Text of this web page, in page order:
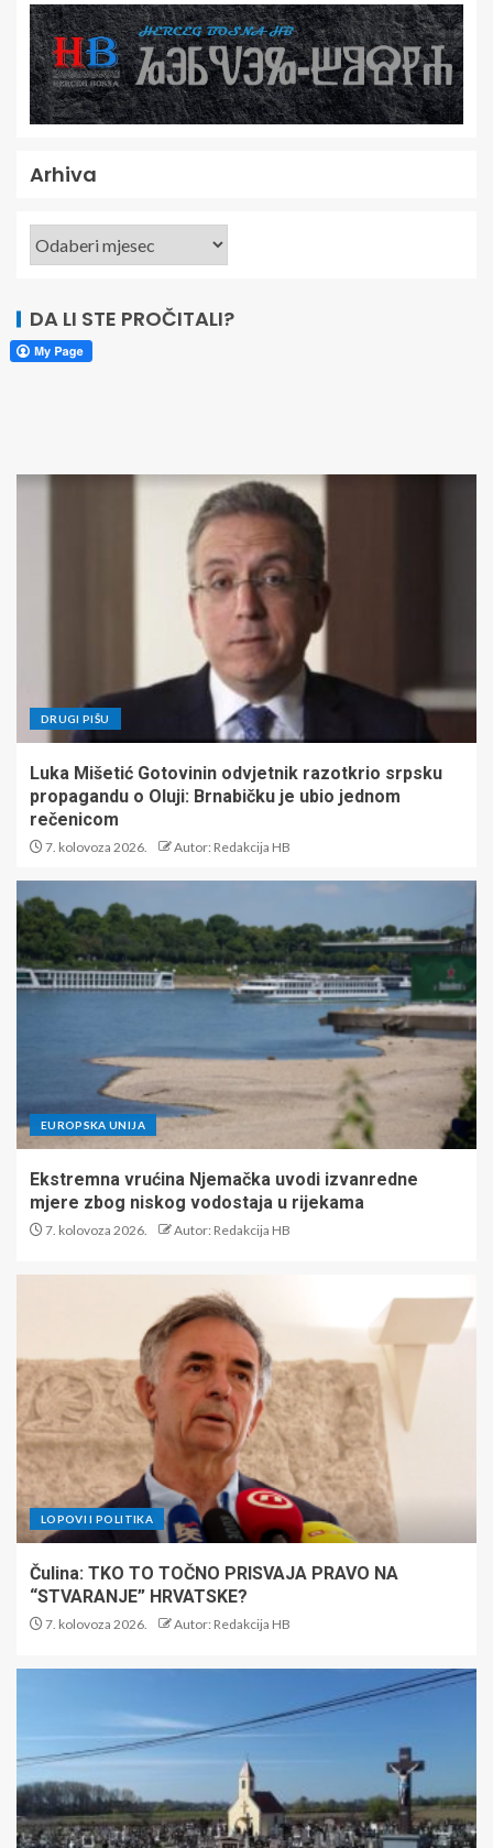
Arhiva
DA LI STE PROČITALI?
DRUGI PIŠU
Luka Mišetić Gotovinin odvjetnik razotkrio srpsku
propagandu o Oluji: Brnabičku je ubio jednom
rečenicom
7. kolovoza 2026. Autor: Redakcija HB
EUROPSKA UNIJA
Ekstremna vrućina Njemačka uvodi izvanredne
mjere zbog niskog vodostaja u rijekama
7. kolovoza 2026. Autor: Redakcija HB
LOPOVI I POLITIKA
Čulina: TKO TO TOČNO PRISVAJA PRAVO NA
“STVARANJE” HRVATSKE?
7. kolovoza 2026. Autor: Redakcija HB